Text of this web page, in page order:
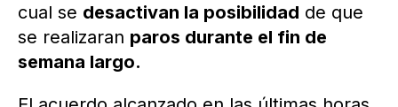
cual se desactivan la posibilidad de que
se realizaran paros durante el fin de
semana largo.